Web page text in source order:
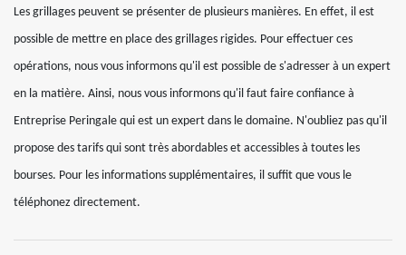
Les grillages peuvent se présenter de plusieurs manières. En effet, il est
possible de mettre en place des grillages rigides. Pour effectuer ces
opérations, nous vous informons qu'il est possible de s'adresser à un expert
en la matière. Ainsi, nous vous informons qu'il faut faire confiance à
Entreprise Peringale qui est un expert dans le domaine. N'oubliez pas qu'il
propose des tarifs qui sont très abordables et accessibles à toutes les
bourses. Pour les informations supplémentaires, il suffit que vous le
téléphonez directement.